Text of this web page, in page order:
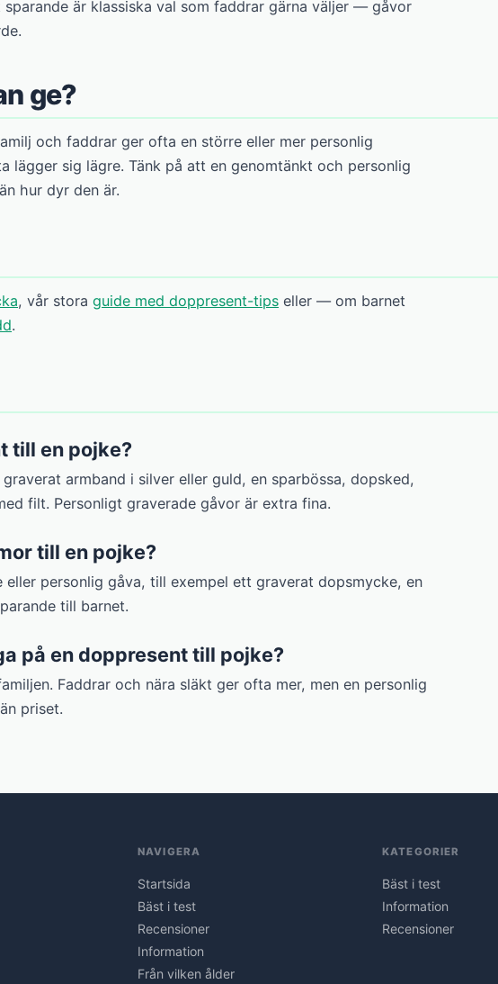
är klassiska val som faddrar gärna väljer — gåvor
ge?
och faddrar ger ofta en större eller mer personlig
lägger sig lägre. Tänk på att en genomtänkt och personlig
hur dyr den är.
, vår stora guide med doppresent-tips eller — om barnet
.
till en pojke?
armband i silver eller guld, en sparbössa, dopsked,
filt. Personligt graverade gåvor är extra fina.
till en pojke?
eller personlig gåva, till exempel ett graverat dopsmycke, en
till barnet.
på en doppresent till pojke?
Faddrar och nära släkt ger ofta mer, men en personlig
priset.
NAVIGERA
Startsida
Bäst i test
Recensioner
Information
Från vilken ålder
KATEGORIER
Bäst i test
Information
Recensioner